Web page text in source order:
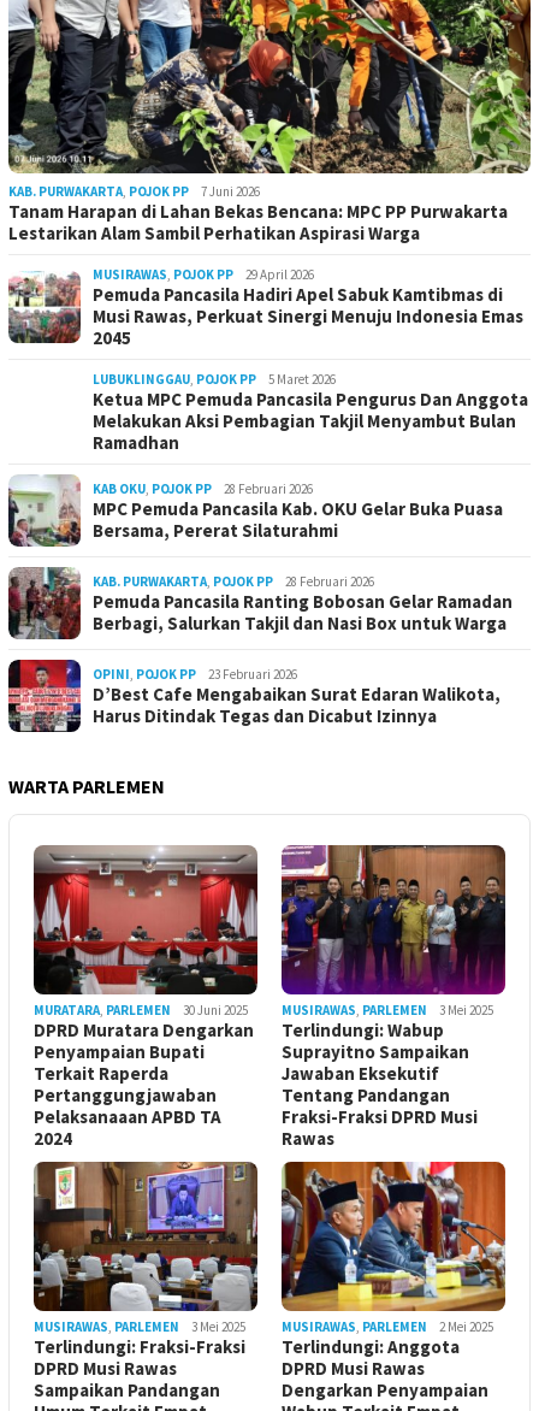
KAB. PURWAKARTA, POJOK PP 7 Juni 2026
Tanam Harapan di Lahan Bekas Bencana: MPC PP Purwakarta
Lestarikan Alam Sambil Perhatikan Aspirasi Warga
MUSIRAWAS, POJOK PP 29 April 2026
Pemuda Pancasila Hadiri Apel Sabuk Kamtibmas di
Musi Rawas, Perkuat Sinergi Menuju Indonesia Emas
2045
LUBUKLINGGAU, POJOK PP 5 Maret 2026
Ketua MPC Pemuda Pancasila Pengurus Dan Anggota
Melakukan Aksi Pembagian Takjil Menyambut Bulan
Ramadhan
KAB OKU, POJOK PP 28 Februari 2026
MPC Pemuda Pancasila Kab. OKU Gelar Buka Puasa
Bersama, Pererat Silaturahmi
KAB. PURWAKARTA, POJOK PP 28 Februari 2026
Pemuda Pancasila Ranting Bobosan Gelar Ramadan
Berbagi, Salurkan Takjil dan Nasi Box untuk Warga
OPINI, POJOK PP 23 Februari 2026
D’Best Cafe Mengabaikan Surat Edaran Walikota,
Harus Ditindak Tegas dan Dicabut Izinnya
WARTA PARLEMEN
MURATARA, PARLEMEN 30 Juni 2025
DPRD Muratara Dengarkan
Penyampaian Bupati
Terkait Raperda
Pertanggungjawaban
Pelaksanaaan APBD TA
2024
MUSIRAWAS, PARLEMEN 3 Mei 2025
Terlindungi: Wabup
Suprayitno Sampaikan
Jawaban Eksekutif
Tentang Pandangan
Fraksi-Fraksi DPRD Musi
Rawas
MUSIRAWAS, PARLEMEN 3 Mei 2025
Terlindungi: Fraksi-Fraksi
DPRD Musi Rawas
Sampaikan Pandangan
MUSIRAWAS, PARLEMEN 2 Mei 2025
Terlindungi: Anggota
DPRD Musi Rawas
Dengarkan Penyampaian